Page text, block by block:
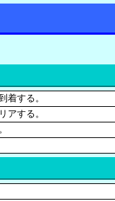
着する。
アする。